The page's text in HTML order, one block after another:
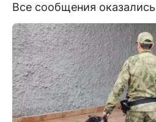
Все сообщения